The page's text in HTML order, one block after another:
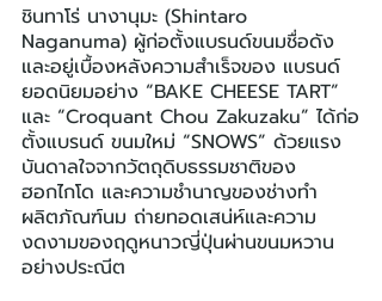
ชินทาโร่ นางานุมะ (Shintaro
Naganuma) ผู้ก่อตั้งแบรนด์ขนมชื่อดัง
และอยู่เบื้องหลังความสำเร็จของ แบรนด์
ยอดนิยมอย่าง “BAKE CHEESE TART”
และ “Croquant Chou Zakuzaku” ได้ก่อ
ตั้งแบรนด์ ขนมใหม่ “SNOWS” ด้วยแรง
บันดาลใจจากวัตถุดิบธรรมชาติของ
ฮอกไกโด และความชำนาญของช่างทำ
ผลิตภัณฑ์นม ถ่ายทอดเสน่ห์และความ
งดงามของฤดูหนาวญี่ปุ่นผ่านขนมหวาน
อย่างประณีต